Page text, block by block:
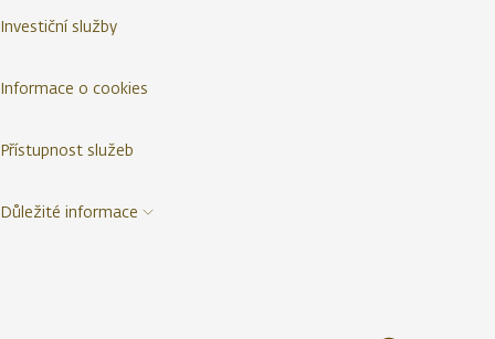
Investiční služby
Informace o cookies
Přístupnost služeb
Důležité informace